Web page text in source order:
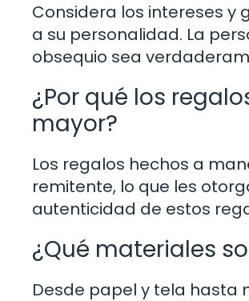
Considera los intereses y
a su personalidad. La
obsequio sea
¿Por qué los
mayor?
Los regalos hechos a
remitente, lo que les
autenticidad de estos
¿Qué materiales
Desde papel y tela hasta